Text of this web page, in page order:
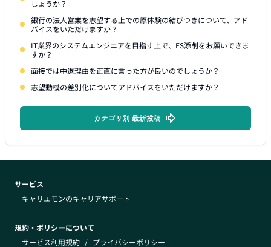
しょうか？
銀行の法人営業を志望する上での原体験の結びつきについて、アド
バイスをいただけますか？
IT業界のシステムエンジニアを目指す上で、ES添削をお願いできま
すか？
面接では中退理由を正直に言った方が良いのでしょうか？
志望動機の差別化についてアドバイスをいただけますか？
カテゴリ別 最新投稿
サービス
キャリエモンのキャリアサポート
規約・ポリシーについて
サービス利用規約 / プライバシーポリシー